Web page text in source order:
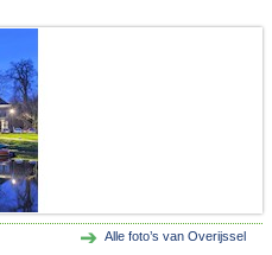
Alle foto’s van Overijssel